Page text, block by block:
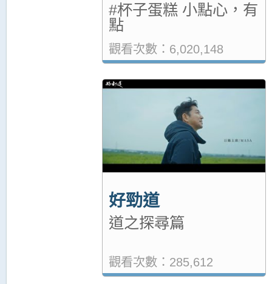
#杯子蛋糕 小點心，有
點
觀看次數：6,020,148
好勁道
道之探尋篇
觀看次數：285,612